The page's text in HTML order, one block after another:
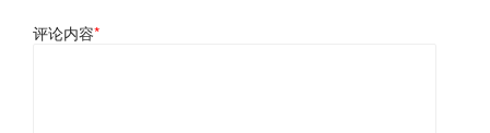
评论内容*